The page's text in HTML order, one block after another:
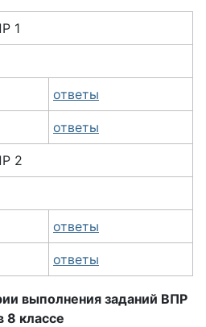
1
ответы
ответы
2
ответы
ответы
выполнения заданий ВПР
8 классе